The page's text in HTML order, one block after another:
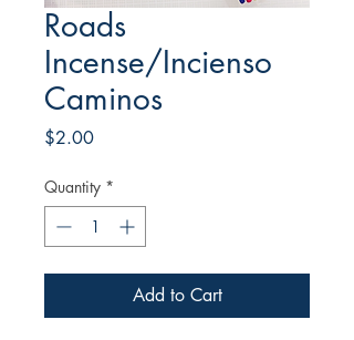
Roads
Incense/Incienso
Caminos
$2.00Price
Quantity *
Add to Cart